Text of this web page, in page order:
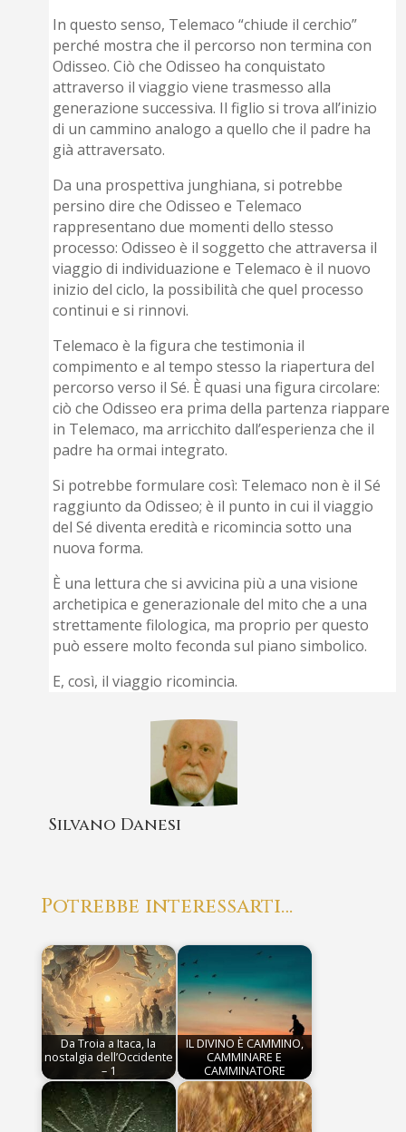
In questo senso, Telemaco “chiude il cerchio”
perché mostra che il percorso non termina con
Odisseo. Ciò che Odisseo ha conquistato
attraverso il viaggio viene trasmesso alla
generazione successiva. Il figlio si trova all’inizio
di un cammino analogo a quello che il padre ha
già attraversato.
Da una prospettiva junghiana, si potrebbe
persino dire che Odisseo e Telemaco
rappresentano due momenti dello stesso
processo: Odisseo è il soggetto che attraversa il
viaggio di individuazione e Telemaco è il nuovo
inizio del ciclo, la possibilità che quel processo
continui e si rinnovi.
Telemaco è la figura che testimonia il
compimento e al tempo stesso la riapertura del
percorso verso il Sé. È quasi una figura circolare:
ciò che Odisseo era prima della partenza riappare
in Telemaco, ma arricchito dall’esperienza che il
padre ha ormai integrato.
Si potrebbe formulare così: Telemaco non è il Sé
raggiunto da Odisseo; è il punto in cui il viaggio
del Sé diventa eredità e ricomincia sotto una
nuova forma.
È una lettura che si avvicina più a una visione
archetipica e generazionale del mito che a una
strettamente filologica, ma proprio per questo
può essere molto feconda sul piano simbolico.
E, così, il viaggio ricomincia.
Silvano Danesi
Potrebbe interessarti…
Da Troia a Itaca, la
nostalgia dell’Occidente
– 1
IL DIVINO È CAMMINO,
CAMMINARE E
CAMMINATORE